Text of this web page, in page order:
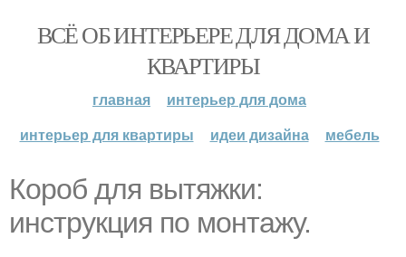
ВСЁ ОБ ИНТЕРЬЕРЕ ДЛЯ ДОМА И
КВАРТИРЫ
главная
интерьер для дома
интерьер для квартиры
идеи дизайна мебель
Короб для вытяжки:
инструкция по монтажу.